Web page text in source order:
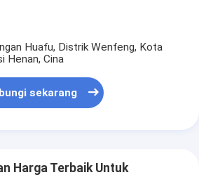
Huafu, Distrik Wenfeng, Kota
Henan, Cina
sekarang
Harga Terbaik Untuk